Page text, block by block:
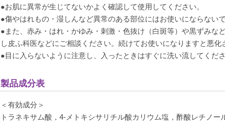
●お肌に異常が生じてないかよく確認して使用してください。
●傷やはれもの・湿しんなど異常のある部位にはお使いにならない
●また、赤み・はれ・かゆみ・刺激・色抜け（白斑等）や黒ずみな
し皮ふ科医などにご相談ください。続けてお使いになりますと悪
●目に入らないように注意し、入ったときはすぐに洗い流してくだ
製品成分表
＜有効成分＞
トラネキサム酸，4-メトキシサリチル酸カリウム塩，酢酸レチノ